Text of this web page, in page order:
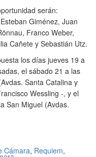
serán:
Giménez, Juan
Franco Weber,
Cañete y Sebastián Utz.
los días jueves 19 a
el sábado 21 a las
Santa Catalina y
Wessling -, y el
San Miguel (Avdas.
Cámara, Requiem,